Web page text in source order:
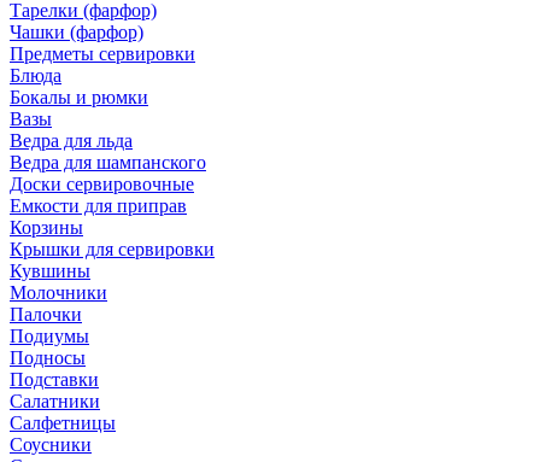
Тарелки (фарфор)
Чашки (фарфор)
Предметы сервировки
Блюда
Бокалы и рюмки
Вазы
Ведра для льда
Ведра для шампанского
Доски сервировочные
Емкости для приправ
Корзины
Крышки для сервировки
Кувшины
Молочники
Палочки
Подиумы
Подносы
Подставки
Салатники
Салфетницы
Соусники